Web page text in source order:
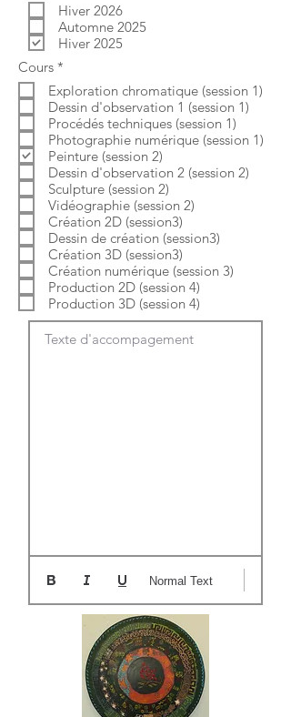
l
i
g
a
i
r
e
Hiver 2026
Automne 2025
Hiver 2025
Cours *
l
i
g
a
t
o
i
r
e
Exploration chromatique (session 1)
Dessin d'observation 1 (session 1)
Procédés techniques (session 1)
Photographie numérique (session 1)
Peinture (session 2)
Dessin d'observation 2 (session 2)
Sculpture (session 2)
Vidéographie (session 2)
Création 2D (session3)
Dessin de création (session3)
Création 3D (session3)
Création numérique (session 3)
Production 2D (session 4)
Production 3D (session 4)
Texte d'accompagement
Normal Text